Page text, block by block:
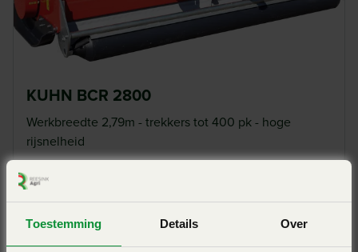
Toestemming Details Over
KUHN BCR 2800
Werkbreedte 2,79m - trekkers tot 400 pk - hoge
rijsnelheid